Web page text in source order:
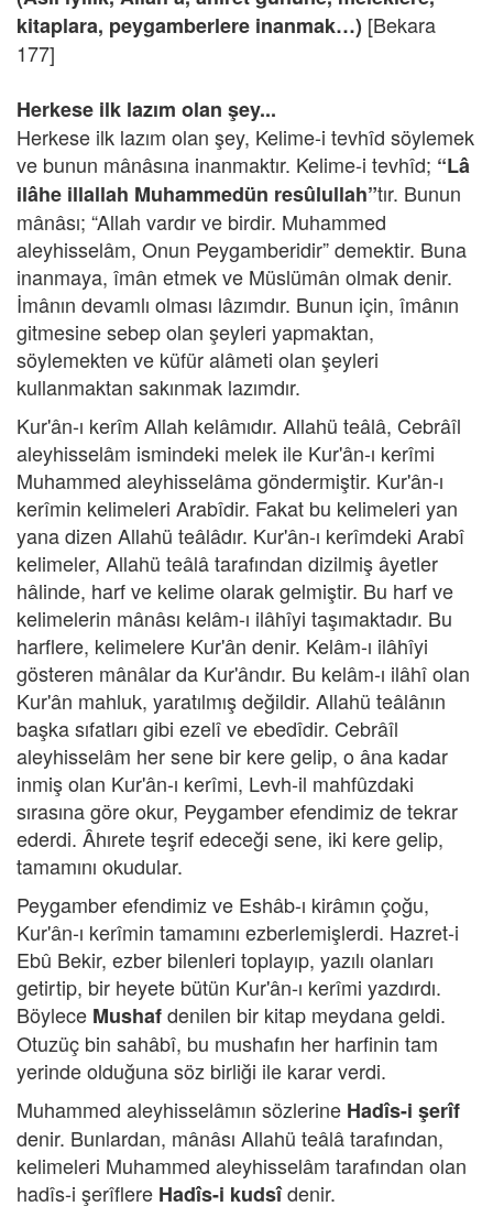
kitaplara, peygamberlere inanmak…) [Bekara
177]
Herkese ilk lazım olan şey...
Herkese ilk lazım olan şey, Kelime-i tevhîd söylemek
ve bunun mânâsına inanmaktır. Kelime-i tevhîd; “Lâ
ilâhe illallah Muhammedün resûlullah”tır. Bunun
mânâsı; “Allah vardır ve birdir. Muhammed
aleyhisselâm, Onun Peygamberidir” demektir. Buna
inanmaya, îmân etmek ve Müslümân olmak denir.
İmânın devamlı olması lâzımdır. Bunun için, îmânın
gitmesine sebep olan şeyleri yapmaktan,
söylemekten ve küfür alâmeti olan şeyleri
kullanmaktan sakınmak lazımdır.
Kur'ân-ı kerîm Allah kelâmıdır. Allahü teâlâ, Cebrâîl
aleyhisselâm ismindeki melek ile Kur'ân-ı kerîmi
Muhammed aleyhisselâma göndermiştir. Kur'ân-ı
kerîmin kelimeleri Arabîdir. Fakat bu kelimeleri yan
yana dizen Allahü teâlâdır. Kur'ân-ı kerîmdeki Arabî
kelimeler, Allahü teâlâ tarafından dizilmiş âyetler
hâlinde, harf ve kelime olarak gelmiştir. Bu harf ve
kelimelerin mânâsı kelâm-ı ilâhîyi taşımaktadır. Bu
harflere, kelimelere Kur'ân denir. Kelâm-ı ilâhîyi
gösteren mânâlar da Kur'ândır. Bu kelâm-ı ilâhî olan
Kur'ân mahluk, yaratılmış değildir. Allahü teâlânın
başka sıfatları gibi ezelî ve ebedîdir. Cebrâîl
aleyhisselâm her sene bir kere gelip, o âna kadar
inmiş olan Kur'ân-ı kerîmi, Levh-il mahfûzdaki
sırasına göre okur, Peygamber efendimiz de tekrar
ederdi. Âhırete teşrif edeceği sene, iki kere gelip,
tamamını okudular.
Peygamber efendimiz ve Eshâb-ı kirâmın çoğu,
Kur'ân-ı kerîmin tamamını ezberlemişlerdi. Hazret-i
Ebû Bekir, ezber bilenleri toplayıp, yazılı olanları
getirtip, bir heyete bütün Kur'ân-ı kerîmi yazdırdı.
Böylece Mushafdenilen bir kitap meydana geldi.
Otuzüç bin sahâbî, bu mushafın her harfinin tam
yerinde olduğuna söz birliği ile karar verdi.
Muhammed aleyhisselâmın sözlerine Hadîs-i şerîf
denir. Bunlardan, mânâsı Allahü teâlâ tarafından,
kelimeleri Muhammed aleyhisselâm tarafından olan
hadîs-i şerîflere Hadîs-i kudsîdenir.